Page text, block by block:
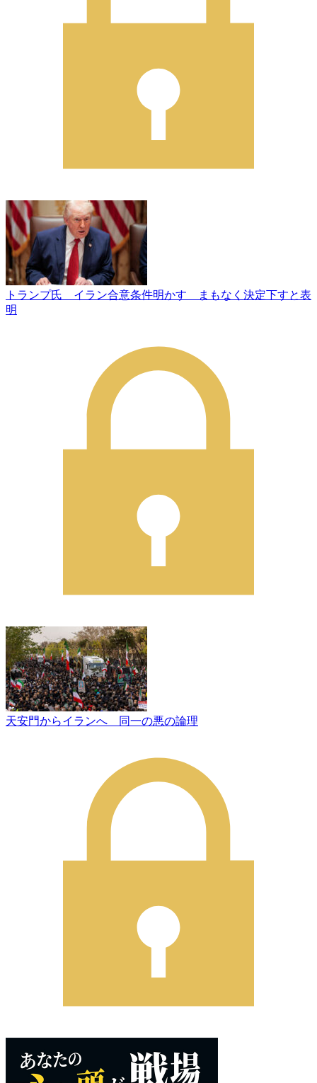
トランプ氏 イラン合意条件明かす まもなく決定下すと表
明
天安門からイランへ 同一の悪の論理